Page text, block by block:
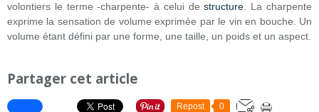
volontiers le terme -charpente- à celui destructure . La charpente
exprime la sensation de volume exprimée par le vin en bouche. Un
volume étant défini par une forme, une taille, un poids et un aspect.
Partager cet article
Repost 0